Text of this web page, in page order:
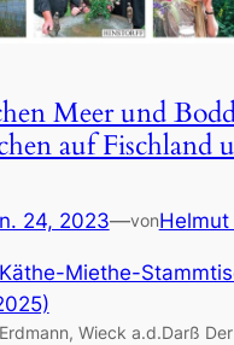
Meer und
auf Fischland
24, 2023—vonHelmut
Käthe-Miethe-
Wieck a.d.Darß